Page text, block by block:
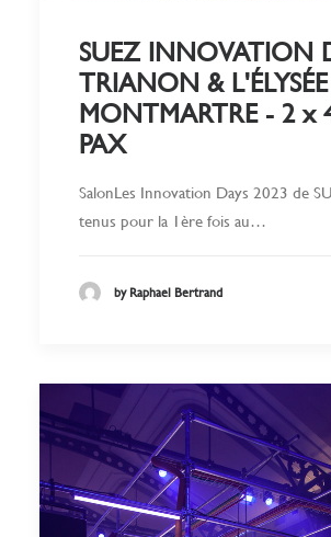
SUEZ INNOVATION
TRIANON & L'ÉLYSÉE
MONTMARTRE - 2 x
PAX
SalonLes Innovation Days 2023 de
tenus pour la 1ère fois au…
by Raphael Bertrand